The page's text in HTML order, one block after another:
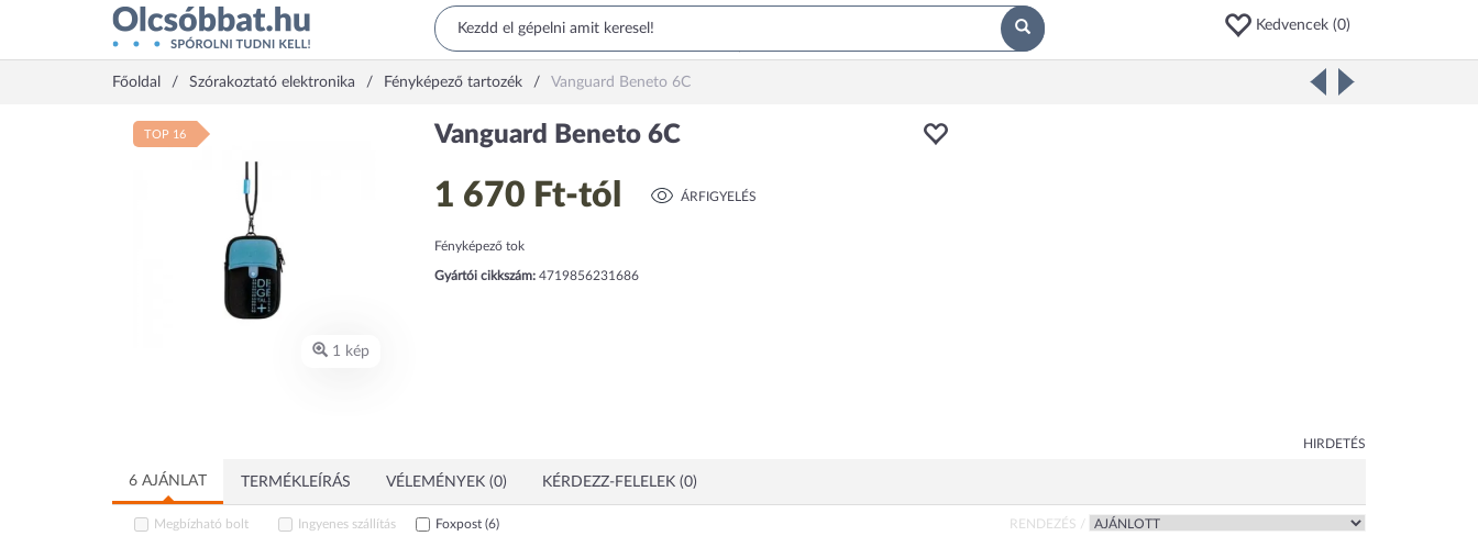
Kedvencek (0)
Főoldal Szórakoztató elektronika Fényképező tartozék Vanguard Beneto 6C
TOP 16
1 kép
Vanguard Beneto 6C
1 670 Ft-tól ÁRFIGYELÉS
Fényképező tok
Gyártói cikkszám:4719856231686
HIRDETÉS
6 AJÁNLAT TERMÉKLEÍRÁS VÉLEMÉNYEK (0) KÉRDEZZ-FELELEK (0)
Megbízható bolt Ingyenes szállítás Foxpost (6) RENDEZÉS /